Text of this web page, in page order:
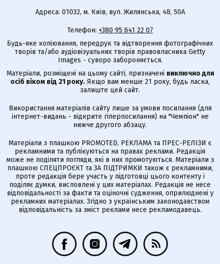
Адреса: 01032, м. Київ, вул. Жилянська, 48, 50А
Телефон: +380 95 641 22 07
Будь-яке копіювання, передрук та відтворення фотографічних
творів та/або аудіовізуальних творів правовласника Getty
Images - суворо забороняється.
Матеріали, розміщені на цьому сайті, призначені виключно для
осіб віком від 21 року. Якщо вам менше 21 року, будь ласка,
залиште цей сайт.
Використання матеріалів сайту лише за умови посилання (для
інтернет-видань - відкрите гіперпосилання) на "Чемпіон" не
нижче другого абзацу.
Матеріали з плашкою PROMOTED, РЕКЛАМА та ПРЕС-РЕЛІЗИ є
рекламними та публікуються на правах реклами. Редакція
може не поділяти погляди, які в них промотуються. Матеріали з
плашкою СПЕЦПРОЄКТ та ЗА ПІДТРИМКИ також є рекламними,
проте редакція бере участь у підготовці цього контенту і
поділяє думки, висловлені у цих матеріалах. Редакція не несе
відповідальності за факти та оціночні судження, оприлюднені у
рекламних матеріалах. Згідно з українським законодавством
відповідальність за зміст реклами несе рекламодавець.